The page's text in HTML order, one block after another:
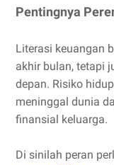
Pentingnya
Literasi keuangan
akhir bulan, tetapi
depan. Risiko
meninggal dunia
finansial keluarga.
Di sinilah peran